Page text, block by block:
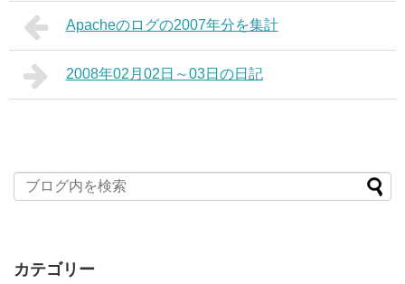
Apacheのログの2007年分を集計
2008年02月02日～03日の日記
カテゴリー